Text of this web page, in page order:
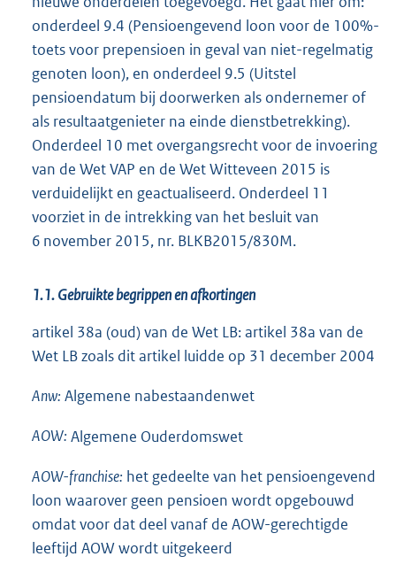
onderdeel 9.4 (Pensioengevend loon voor de 100%-
toets voor prepensioen in geval van niet-regelmatig
genoten loon), en onderdeel 9.5 (Uitstel
pensioendatum bij doorwerken als ondernemer of
als resultaatgenieter na einde dienstbetrekking).
Onderdeel 10 met overgangsrecht voor de invoering
van de Wet VAP en de Wet Witteveen 2015 is
verduidelijkt en geactualiseerd. Onderdeel 11
voorziet in de intrekking van het besluit van
6 november 2015, nr. BLKB2015/830M.
1.1. Gebruikte begrippen en afkortingen
artikel 38a (oud) van de Wet LB: artikel 38a van de
Wet LB zoals dit artikel luidde op 31 december 2004
Anw: Algemene nabestaandenwet
AOW: Algemene Ouderdomswet
AOW-franchise: het gedeelte van het pensioengevend
loon waarover geen pensioen wordt opgebouwd
omdat voor dat deel vanaf de AOW-gerechtigde
leeftijd AOW wordt uitgekeerd